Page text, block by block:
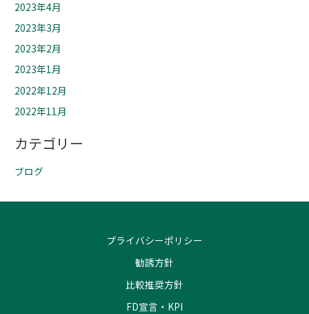
2023年4月
2023年3月
2023年2月
2023年1月
2022年12月
2022年11月
カテゴリー
ブログ
プライバシーポリシー
勧誘方針
比較推奨方針
FD宣言・KPI